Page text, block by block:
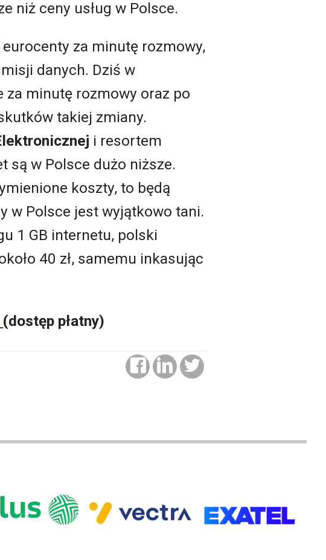
niż ceny usług w Polsce.
za minutę rozmowy,
danych. Dziś w
za minutę rozmowy oraz po
takiej zmiany.
i resortem
są w Polsce dużo niższe.
koszty, to będą
w Polsce jest wyjątkowo tani.
1 GB internetu, polski
40 zł, samemu inkasując
(dostęp płatny)